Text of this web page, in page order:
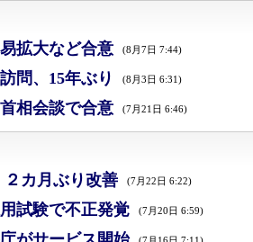
拡大など合意 (8月7日 7:44)
問、15年ぶり (8月3日 6:31)
相会談で合意 (7月21日 6:46)
カ月ぶり改善 (7月22日 6:22)
試験で不正発覚 (7月20日 6:59)